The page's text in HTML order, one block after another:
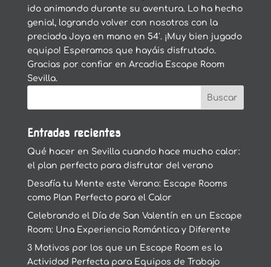
ido animando durante su aventura. Lo ha hecho
genial, logrando volver con nosotros con la
preciada Joya en mano en 54′. ¡Muy bien jugado
equipo! Esperamos que hayáis disfrutado.
Gracias por confiar en Arcadia Escape Room
Sevilla.
Entradas recientes
Qué hacer en Sevilla cuando hace mucho calor:
el plan perfecto para disfrutar del verano
Desafía tu Mente este Verano: Escape Rooms
como Plan Perfecto para el Calor
Celebrando el Día de San Valentín en un Escape
Room: Una Experiencia Romántica y Diferente
3 Motivos por los que un Escape Room es la
Actividad Perfecta para Equipos de Trabajo